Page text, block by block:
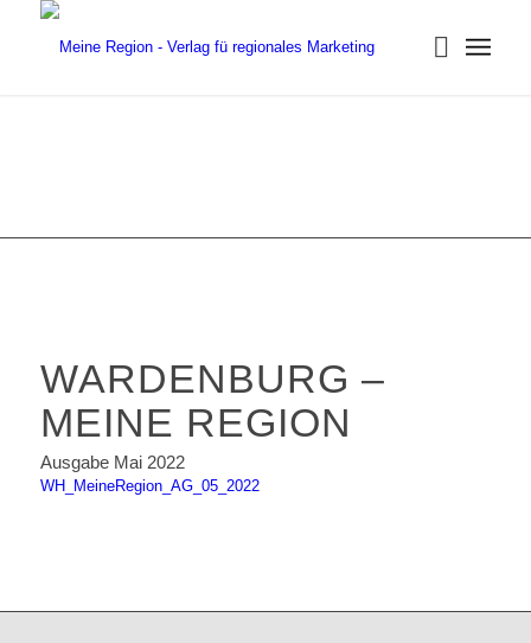
WARDENBURG –
MEINE REGION
Ausgabe Mai 2022
WH_MeineRegion_AG_05_2022